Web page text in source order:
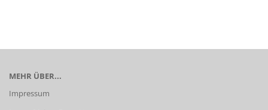
MEHR ÜBER...
Impressum